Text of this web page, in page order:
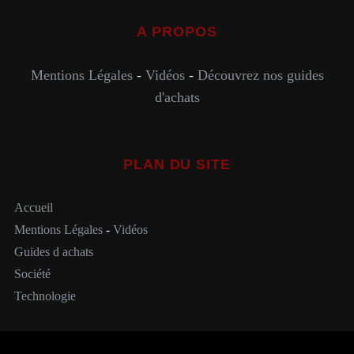
A PROPOS
Mentions Légales- Vidéos- Découvrez nos guides
d'achats
PLAN DU SITE
Accueil
Mentions Légales- Vidéos
Guides d achats
Société
Technologie